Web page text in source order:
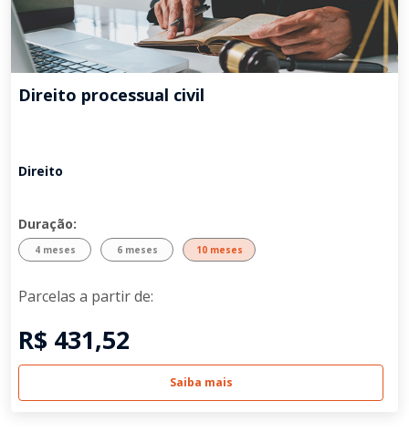
Direito processual civil
Direito
Duração:
4 meses 6 meses 10 meses
Parcelas a partir de:
R$ 431,52
Saiba mais